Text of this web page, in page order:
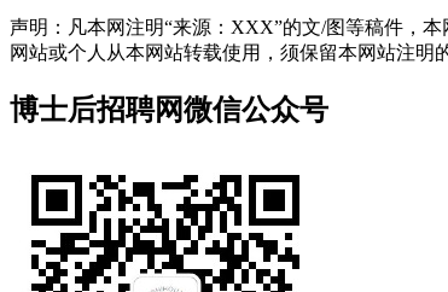
声明：凡本网注明“来源：XXX”的文/图等稿件，
网站或个人从本网站转载使用，须保留本网站注明
博士后招聘网微信公众号